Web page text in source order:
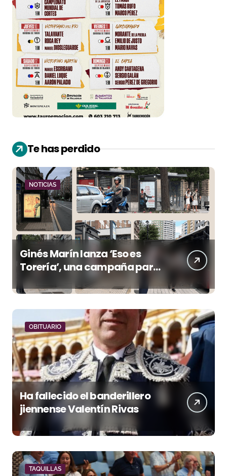
Te has perdido
NOTICIAS
Ginés Marín lanza ‘Eso es
Torería’, una campaña para
reivindicar los valores del
toreo más allá del ruedo
OBITUARIO
Ha fallecido el banderillero
jiennense Valentín Rivas
TAQUILLAS